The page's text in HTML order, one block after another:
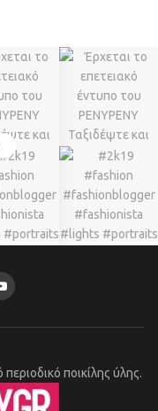
ποικίλης ύλης.